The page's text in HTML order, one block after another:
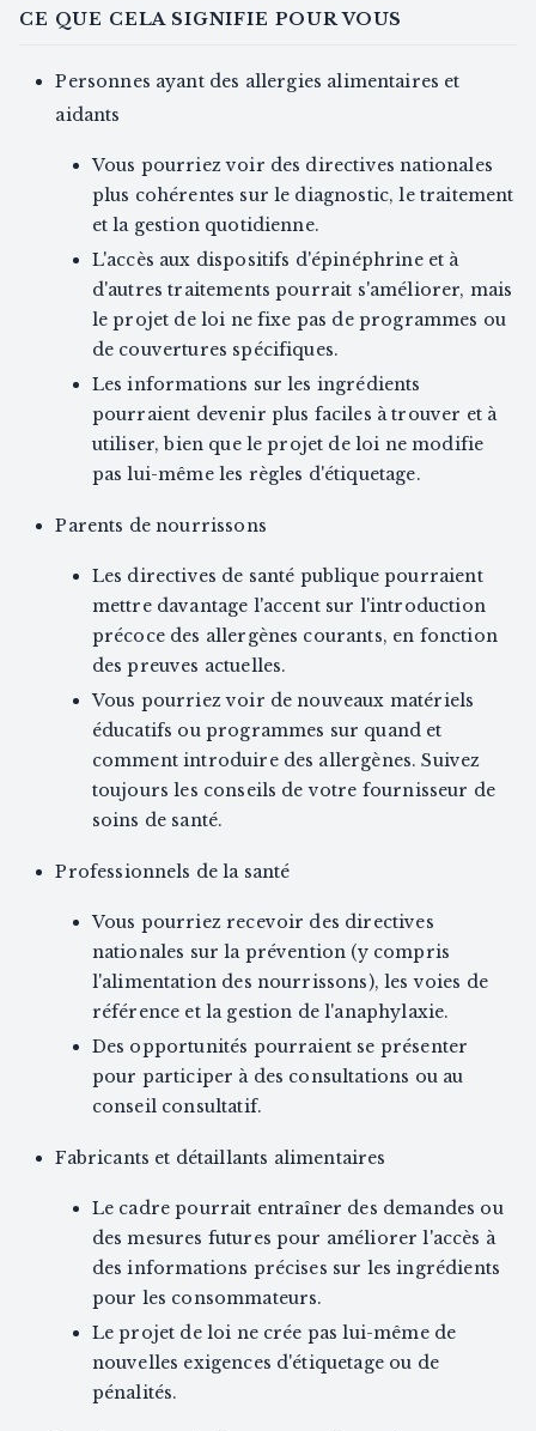
CE QUE CELA SIGNIFIE POUR VOUS
Personnes ayant des allergies alimentaires et
aidants
Vous pourriez voir des directives nationales
plus cohérentes sur le diagnostic, le traitement
et la gestion quotidienne.
L'accès aux dispositifs d'épinéphrine et à
d'autres traitements pourrait s'améliorer, mais
le projet de loi ne fixe pas de programmes ou
de couvertures spécifiques.
Les informations sur les ingrédients
pourraient devenir plus faciles à trouver et à
utiliser, bien que le projet de loi ne modifie
pas lui-même les règles d'étiquetage.
Parents de nourrissons
Les directives de santé publique pourraient
mettre davantage l'accent sur l'introduction
précoce des allergènes courants, en fonction
des preuves actuelles.
Vous pourriez voir de nouveaux matériels
éducatifs ou programmes sur quand et
comment introduire des allergènes. Suivez
toujours les conseils de votre fournisseur de
soins de santé.
Professionnels de la santé
Vous pourriez recevoir des directives
nationales sur la prévention (y compris
l'alimentation des nourrissons), les voies de
référence et la gestion de l'anaphylaxie.
Des opportunités pourraient se présenter
pour participer à des consultations ou au
conseil consultatif.
Fabricants et détaillants alimentaires
Le cadre pourrait entraîner des demandes ou
des mesures futures pour améliorer l'accès à
des informations précises sur les ingrédients
pour les consommateurs.
Le projet de loi ne crée pas lui-même de
nouvelles exigences d'étiquetage ou de
pénalités.